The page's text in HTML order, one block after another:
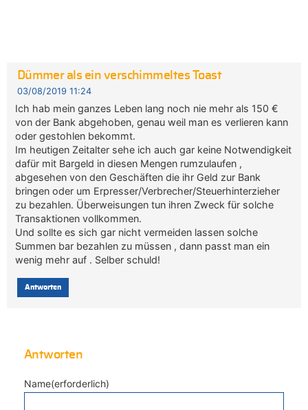
Dümmer als ein verschimmeltes Toast
03/08/2019 11:24
Ich hab mein ganzes Leben lang noch nie mehr als 150 €
von der Bank abgehoben, genau weil man es verlieren kann
oder gestohlen bekommt.
Im heutigen Zeitalter sehe ich auch gar keine Notwendigkeit
dafür mit Bargeld in diesen Mengen rumzulaufen ,
abgesehen von den Geschäften die ihr Geld zur Bank
bringen oder um Erpresser/Verbrecher/Steuerhinterzieher
zu bezahlen. Überweisungen tun ihren Zweck für solche
Transaktionen vollkommen.
Und sollte es sich gar nicht vermeiden lassen solche
Summen bar bezahlen zu müssen , dann passt man ein
wenig mehr auf . Selber schuld!
Antworten
Antworten
Name(erforderlich)